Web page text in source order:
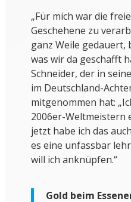
„Für mich war die
Geschehene zu
ganz Weile gedauert,
was wir da geschafft
Schneider, der in
im Deutschland-
mitgenommen hat:
2006er-Weltmeistern
jetzt habe ich das
es eine unfassbar
will ich anknüpfen.“
Gold beim